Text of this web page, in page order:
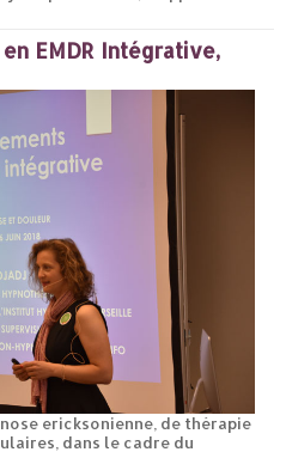
en EMDR Intégrative,
ericksonienne, de thérapie
dans le cadre du